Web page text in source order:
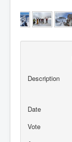
Description
Date
Vote